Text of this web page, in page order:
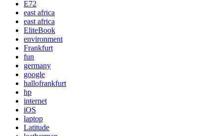
E72
east africa
east africa
EliteBook
environment
Frankfurt
fun
germany
google
hallofrankfurt
hp
internet
iOS
laptop
Latitude